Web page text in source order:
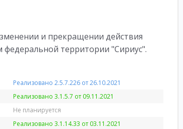
и прекращении действия
федеральной территории "Сириус".
Реализовано 2.5.7.226 от 26.10.2021
Реализовано 3.1.5.7 от 09.11.2021
Не планируется
Реализовано 3.1.14.33 от 03.11.2021